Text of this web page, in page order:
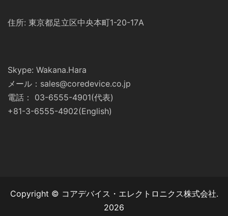
住所: 東京都足立区中央本町1-20-17A
Skype: Wakana.Hara
メール：sales@coredevice.co.jp
電話： 03-6555-4901(代表)
+81-3-6555-4902(English)
Copyright © コアデバイス・エレクトロニクス株式会社.
2026